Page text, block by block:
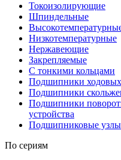
Токоизолирующие
Шпиндельные
Низкотемпературные
Нержавеющие
Закрепляемые
С тонкими кольцами
Подшипники
Подшипники
Подшипники
устройства
Подшипниковые узлы
По сериям